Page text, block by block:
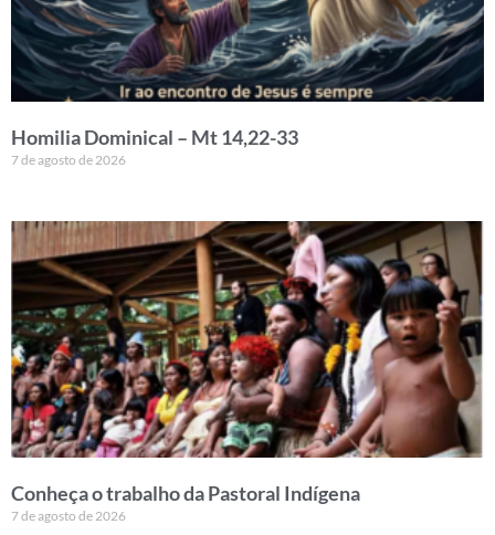
Homilia Dominical – Mt 14,22-33
7 de agosto de 2026
Conheça o trabalho da Pastoral Indígena
7 de agosto de 2026